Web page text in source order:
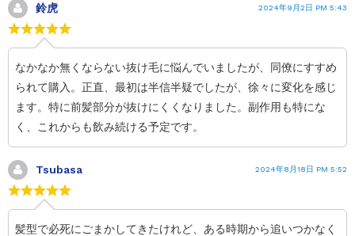
鈴虎 2024年9月2日 PM 5:43
なかなか無くならない抜け毛に悩んでいましたが、同僚にすすめ
られて購入。正直、最初は半信半疑でしたが、徐々に変化を感じ
ます。特に前髪部分が抜けにくくなりました。副作用も特にな
く、これからも飲み続ける予定です。
Tsubasa 2024年8月18日 PM 5:52
髪型で必死にごまかしてきたけれど、ある時期から追いつかなく